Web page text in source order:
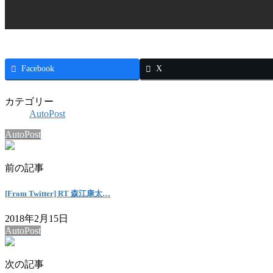
Facebook X
カテゴリー
AutoPost
AutoPost
前の記事
[From Twitter] RT 森江康太…
2018年2月15日
AutoPost
次の記事